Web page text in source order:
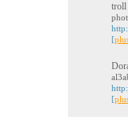
troll
[
[